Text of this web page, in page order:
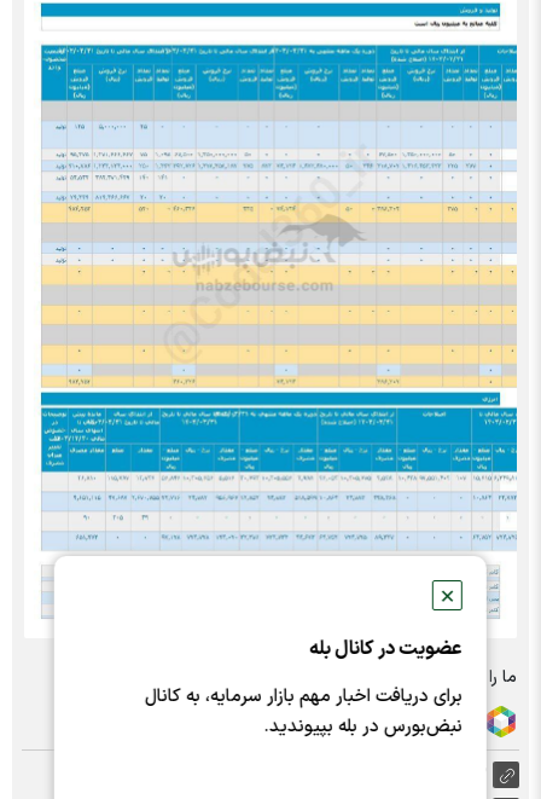
✕
عضویت در کانال بله
برای دریافت اخبار مهم بازار سرمایه، به کانال
نبض‌بورس در بله بپیوندید.
ما را در شبکه های اجتماعی دنبال کنید :